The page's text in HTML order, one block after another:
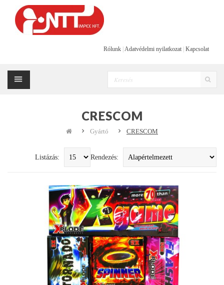
Rólunk Adatvédelmi nyilatkozat Kapcsolat
CRESCOM
Gyártó CRESCOM
Rendezés:
Listázás: